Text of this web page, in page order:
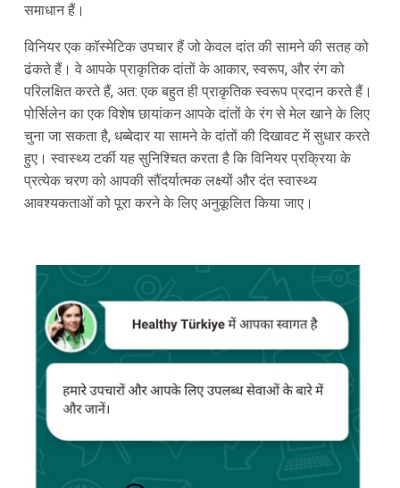
समाधान हैं।
विनियर एक कॉस्मेटिक उपचार हैं जो केवल दांत की सामने की सतह को
ढंकते हैं। वे आपके प्राकृतिक दांतों के आकार, स्वरूप, और रंग को
परिलक्षित करते हैं, अत: एक बहुत ही प्राकृतिक स्वरूप प्रदान करते हैं।
पोर्सिलेन का एक विशेष छायांकन आपके दांतों के रंग से मेल खाने के लिए
चुना जा सकता है, धब्बेदार या सामने के दांतों की दिखावट में सुधार करते
हुए। स्वास्थ्य टर्की यह सुनिश्चित करता है कि विनियर प्रक्रिया के
प्रत्येक चरण को आपकी सौंदर्यात्मक लक्ष्यों और दंत स्वास्थ्य
आवश्यकताओं को पूरा करने के लिए अनुकूलित किया जाए।